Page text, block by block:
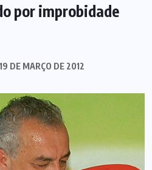
por improbidade
19 DE MARÇO DE 2012